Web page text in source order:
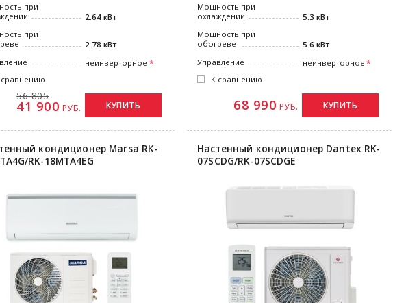
при
2.64 кВт
при
2.78 кВт
неинверторное
сравнению
56 805
41 900 РУБ. КУПИТЬ
Мощность при
охлаждении
5.3 кВт
Мощность при
обогреве
5.6 кВт
Управление
неинверторное
К сравнению
68 990 РУБ. КУПИТЬ
кондиционер Marsa RK-
RK-18MTA4EG
Настенный кондиционер Dantex RK-
07SCDG/RK-07SCDGE